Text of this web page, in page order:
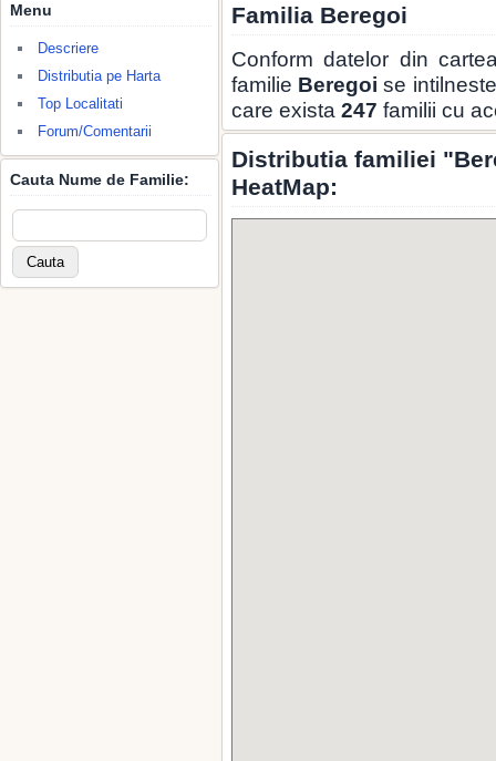
Menu
Descriere
Distributia pe Harta
Top Localitati
Forum/Comentarii
Cauta Nume de Familie:
Familia Beregoi
Conform datelor din
familie Beregoi se
care exista 247 familii cu
Distributia familiei
HeatMap: